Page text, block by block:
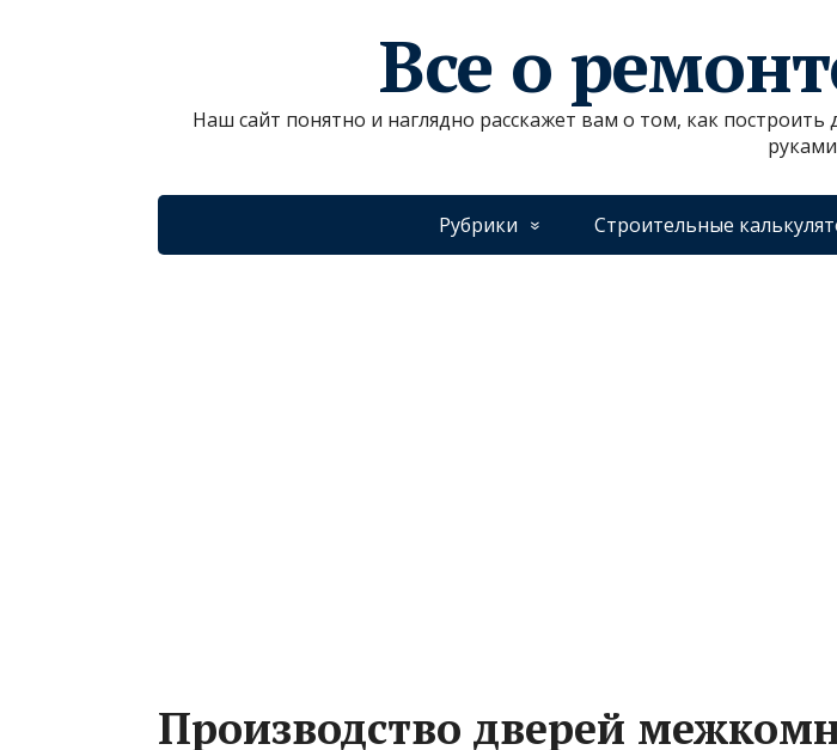
Все о
Наш сайт понятно и наглядно расскажет вам о том, как
Рубрики Строительные
Производство дверей